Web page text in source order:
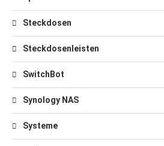
Steckdosen
Steckdosenleisten
SwitchBot
Synology NAS
Systeme